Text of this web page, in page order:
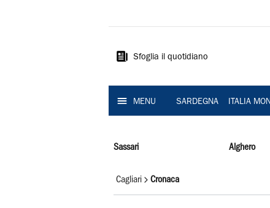
Sardegna
Sfoglia il quotidiano
MENU SARDEGNA ITALIA
Sassari Alghero
Cagliari Cronaca